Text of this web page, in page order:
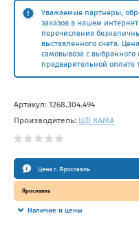
Уважаемые партнеры,
заказов в нашем
перечисления
выставленного счета.
самовывоза с выбранного
предварительной оплате
Артикул: 1268.304.494
Производитель: ЦФ КАМА
Цена г. Ярославль
Ярославль
Наличие и цены